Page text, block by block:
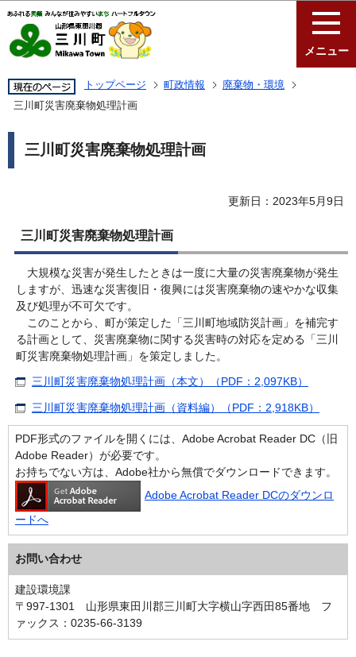
メニュー
トップページ 町政情報
廃棄物・環境
三川町災害廃棄物処理計画
三川町災害廃棄物処理計画
更新日：2023年5月9日
三川町災害廃棄物処理計画
大規模な災害が発生したときは一度に大量の災害廃棄物が発生
しますが、迅速な災害復旧・復興には災害廃棄物の速やかな収集
及び処理が不可欠です。
このことから、町が策定した「三川町地域防災計画」を補完す
る計画として、災害廃棄物に関する災害時の対応を定める「三川
町災害廃棄物処理計画」を策定しました。
三川町災害廃棄物処理計画（本文）（PDF：2,097KB）
三川町災害廃棄物処理計画（資料編）（PDF：2,918KB）
PDF形式のファイルを開くには、Adobe Acrobat Reader DC（旧
Adobe Reader）が必要です。
お持ちでない方は、Adobe社から無償でダウンロードできます。
Adobe Acrobat Reader DCのダウンロ
ードへ
お問い合わせ
建設環境課
〒997-1301 山形県東田川郡三川町大字横山字西田85番地 フ
ァックス：0235-66-3139